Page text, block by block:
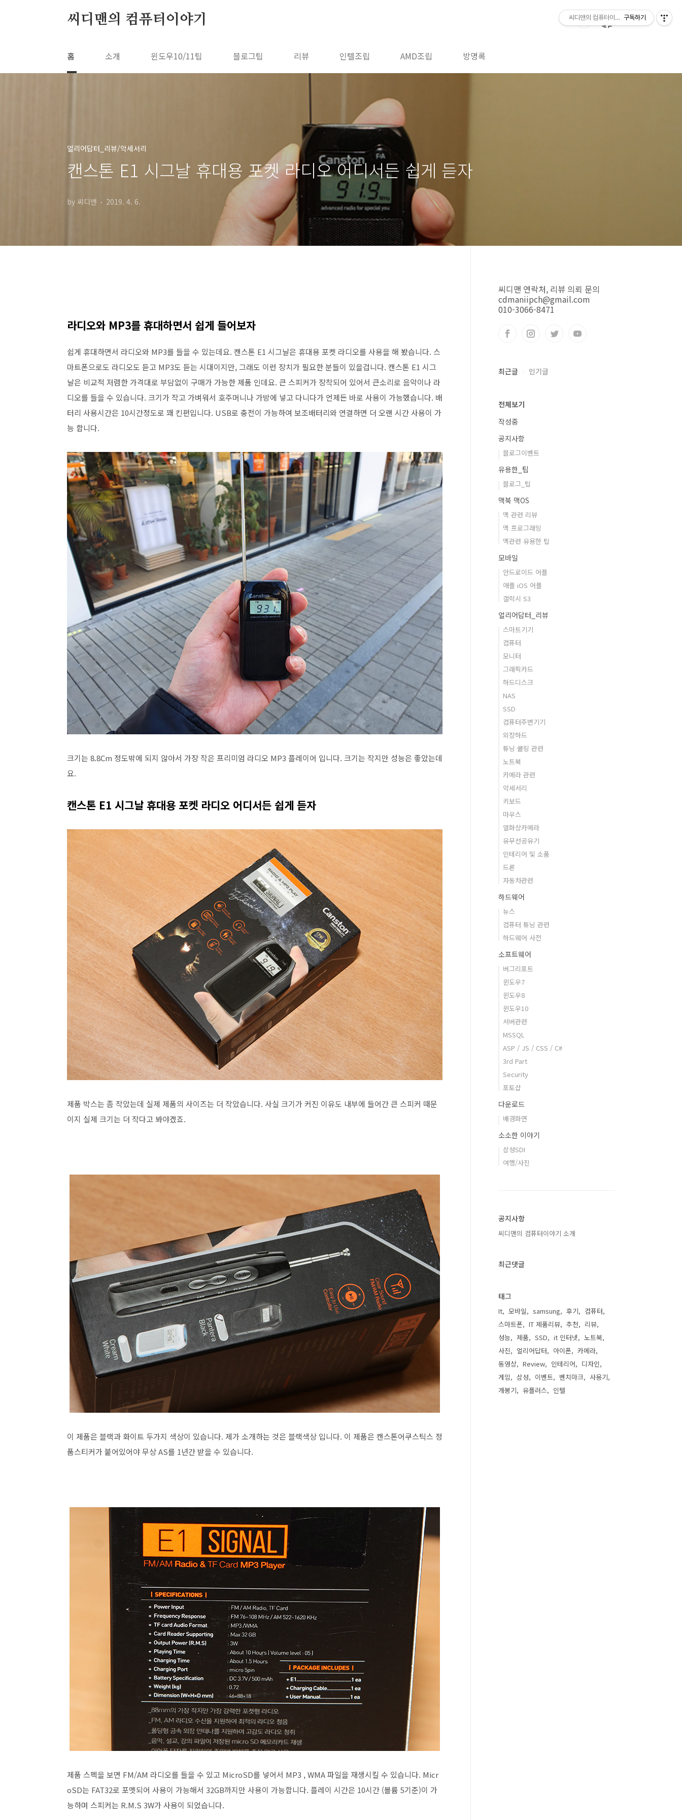
씨디맨의 컴퓨터이야기
홈 소개 윈도우10/11팁 블로그팁 리뷰 인텔조립 AMD조립 방명록
얼리어답터_리뷰/악세서리
캔스톤 E1 시그날 휴대용 포켓 라디오 어디서든 쉽게 듣자
by 씨디맨 2019. 4. 6.
라디오와 MP3를 휴대하면서 쉽게 들어보자
쉽게 휴대하면서 라디오와 MP3를 들을 수 있는데요. 캔스톤 E1 시그날은 휴대용 포켓 라디오를 사용을 해 봤습니다. 스
마트폰으로도 라디오도 듣고 MP3도 듣는 시대이지만, 그래도 이런 장치가 필요한 분들이 있을겁니다. 캔스톤 E1 시그
날은 비교적 저렴한 가격대로 부담없이 구매가 가능한 제품 인데요. 큰 스피커가 장착되어 있어서 큰소리로 음악이나 라
디오를 들을 수 있습니다. 크기가 작고 가벼워서 호주머니나 가방에 넣고 다니다가 언제든 바로 사용이 가능했습니다. 배
터리 사용시간은 10시간정도로 꽤 킨편입니다. USB로 충전이 가능하여 보조배터리와 연결하면 더 오랜 시간 사용이 가
능 합니다.
크기는 8.8Cm 정도밖에 되지 않아서 가장 작은 프리미엄 라디오 MP3 플레이어 입니다. 크기는 작지만 성능은 좋았는데
요.
캔스톤 E1 시그날 휴대용 포켓 라디오 어디서든 쉽게 듣자
제품 박스는 좀 작았는데 실제 제품의 사이즈는 더 작았습니다. 사실 크기가 커진 이유도 내부에 들어간 큰 스피커 때문
이지 실제 크기는 더 작다고 봐야겠죠.
이 제품은 블랙과 화이트 두가지 색상이 있습니다. 제가 소개하는 것은 블랙색상 입니다. 이 제품은 캔스톤어쿠스틱스 정
품스티커가 붙어있어야 무상 AS를 1년간 받을 수 있습니다.
제품 스펙을 보면 FM/AM 라디오를 들을 수 있고 MicroSD를 넣어서 MP3 , WMA 파일을 재생시킬 수 있습니다. Micr
oSD는 FAT32로 포멧되어 사용이 가능해서 32GB까지만 사용이 가능합니다. 플레이 시간은 10시간 (볼륨 5기준)이 가
능하며 스피커는 R.M.S 3W가 사용이 되었습니다.
씨디맨 연락처, 리뷰 의뢰 문의
cdmaniipch@gmail.com
010-3066-8471
최근글 인기글
전체보기
작성중
공지사항
블로그이벤트
유용한_팁
블로그_팁
맥북 맥OS
맥 관련 리뷰
맥 프로그래밍
맥관련 유용한 팁
모바일
안드로이드 어플
애플 iOS 어플
갤럭시 S3
얼리어답터_리뷰
스마트기기
컴퓨터
모니터
그래픽카드
하드디스크
NAS
SSD
컴퓨터주변기기
외장하드
튜닝 쿨링 관련
노트북
카메라 관련
악세서리
키보드
마우스
열화상카메라
유무선공유기
인테리어 및 소품
드론
자동차관련
하드웨어
뉴스
컴퓨터 튜닝 관련
하드웨어 사전
소프트웨어
버그리포트
윈도우7
윈도우8
윈도우10
서버관련
MSSQL
ASP / JS / CSS / C#
3rd Part
Security
포토샵
다운로드
배경화면
소소한 이야기
삼성SDI
여행/사진
공지사항
씨디맨의 컴퓨터이야기 소개
최근댓글
태그
It 모바일 samsung 후기
컴퓨터
스마트폰
IT 제품리뷰 추천
리뷰
성능
제품 SSD it 인터넷
노트북
사진
얼리어답터 아이폰
카메라
동영상
Review 인테리어
디자인
게임
삼성 이벤트 벤치마크
사용기
개봉기
유플러스 인텔
씨디맨의 컴퓨터이야기구독하기